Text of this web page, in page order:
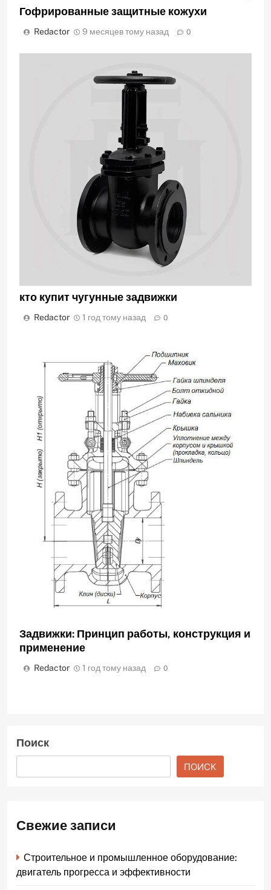
Гофрированные защитные кожухи
Redactor 9 месяцев тому назад 0
кто купит чугунные задвижки
Redactor 1 год тому назад 0
Задвижки: Принцип работы, конструкция и
применение
Redactor 1 год тому назад 0
Поиск
ПОИСК
Свежие записи
Строительное и промышленное оборудование:
двигатель прогресса и эффективности